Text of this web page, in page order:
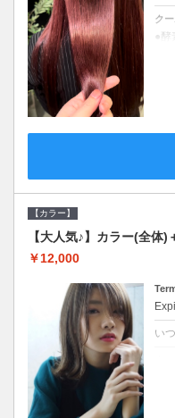
ク
●酵
ト
【カラー】
【大人気♪】カラー(全体
￥12,000
い